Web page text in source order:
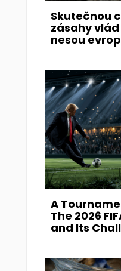
Skutečnou
zásahy
nesou
A
The 2026
and Its